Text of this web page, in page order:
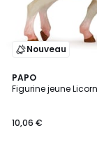
Nouveau
PAPO
Figurine jeune
10,06 €